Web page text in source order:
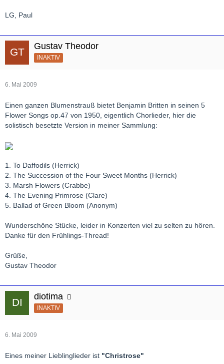
LG, Paul
Gustav Theodor
INAKTIV
6. Mai 2009
Einen ganzen Blumenstrauß bietet Benjamin Britten in seinen 5
Flower Songs op.47 von 1950, eigentlich Chorlieder, hier die
solistisch besetzte Version in meiner Sammlung:
1. To Daffodils (Herrick)
2. The Succession of the Four Sweet Months (Herrick)
3. Marsh Flowers (Crabbe)
4. The Evening Primrose (Clare)
5. Ballad of Green Bloom (Anonym)
Wunderschöne Stücke, leider in Konzerten viel zu selten zu hören.
Danke für den Frühlings-Thread!
Grüße,
Gustav Theodor
diotima
INAKTIV
6. Mai 2009
Eines meiner Lieblinglieder ist "Christrose"